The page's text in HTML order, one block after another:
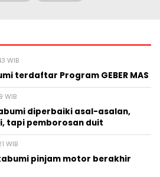
WIB
terdaftar Program GEBER MAS
WIB
diperbaiki asal-asalan,
tapi pemborosan duit
WIB
pinjam motor berakhir